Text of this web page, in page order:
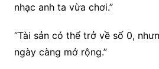
nhạc anh ta vừa chơi.”
“Tài sản có thể trở về số 0,
ngày càng mở rộng.”